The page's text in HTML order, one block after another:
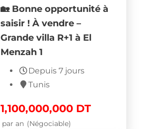
🏡 Bonne opportunité à
saisir ! À vendre –
Grande villa R+1 à El
Menzah 1
Depuis 7 jours
Tunis
1,100,000,000 DT
par an (Négociable)